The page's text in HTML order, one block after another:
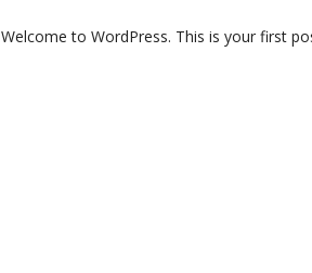
Welcome to WordPress. This is your first